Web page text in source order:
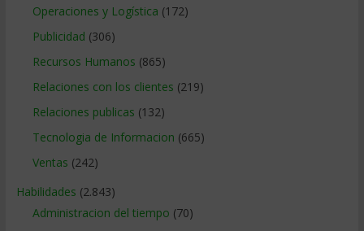
Operaciones y Logística (172)
Publicidad (306)
Recursos Humanos (865)
Relaciones con los clientes (219)
Relaciones publicas (132)
Tecnologia de Informacion (665)
Ventas (242)
Habilidades (2.843)
Administracion del tiempo (70)